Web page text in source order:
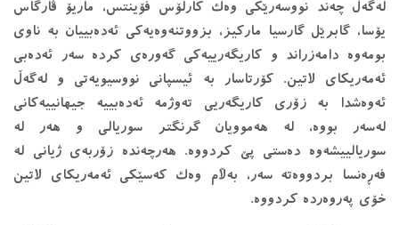
لەگەڵ چەند نووسەرێکی وەک كارلۆس فۆینتس، ماریۆ ڤارگاس
یۆسا، گابرێل گارسیا ماركیز، بزووتنەوەیەکی ئەدەبییان بە ناوی
بومەوە دامەزراند و کاریگەرییەکی گەورەی کردە سەر ئەدەبی
ئەمەریکای لاتین. كۆرتاسار بە ئیسپانی نووسیویەتی و لەگەڵ
ئەوەشدا بە زۆری كاریگەریی تەوژمە ئەدەبییە جیهانییەكانی
لەسەر بووە، لە هەموویان گرنگتر سوریالی و هەر لە
سوریالییشەوە دەستی پێ كردووە. هەرچەندە زۆربەی ژیانی لە
فەڕەنسا بردووەتە سەر، بەڵام وەك كەسێكی ئەمەریكای لاتین
خۆی پەروەردە كردووە.